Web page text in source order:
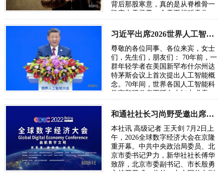
背后那股寒意，真的是从脊椎骨一
路窜上天灵盖。今天不想贩卖焦
算清楚。因为…
习近平出席2026世界人工智能大会呼吁携手构建公正合理的全球人工智能治理体系
尊敬的各位同事、各位来宾，女士
们，先生们，朋友们： 70年前，一
群年轻学者在美国新罕布什尔州达
特茅斯会议上首次提出人工智能概
念。70年间，世界各国人工智能科
学家和研发者不断在未知中求索、
年后，…
和通社社长习尚野受邀出席2026年全球数字经济大会
本社讯 高级记者 王天剑 7月2日上
午，2026全球数字经济大会在京隆
重开幕。中共中央政治局委员、北
京市委书记尹力，新华社社长傅华
致辞，北京市委副书记、市长殷勇
主持开幕式。此外，中央网信办副